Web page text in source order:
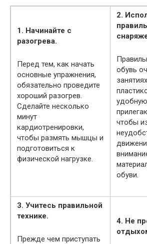
1. Начинайте с
разогрева.
Перед тем, как начать
основные упражнения,
обязательно проведите
хороший разогрев.
Сделайте несколько
минут
кардиотренировки,
чтобы размять мышцы и
подготовиться к
физической нагрузке.
2.
обувь
чтобы
обуви.
3. Учитесь правильной
технике.
Прежде чем приступать
4. Не